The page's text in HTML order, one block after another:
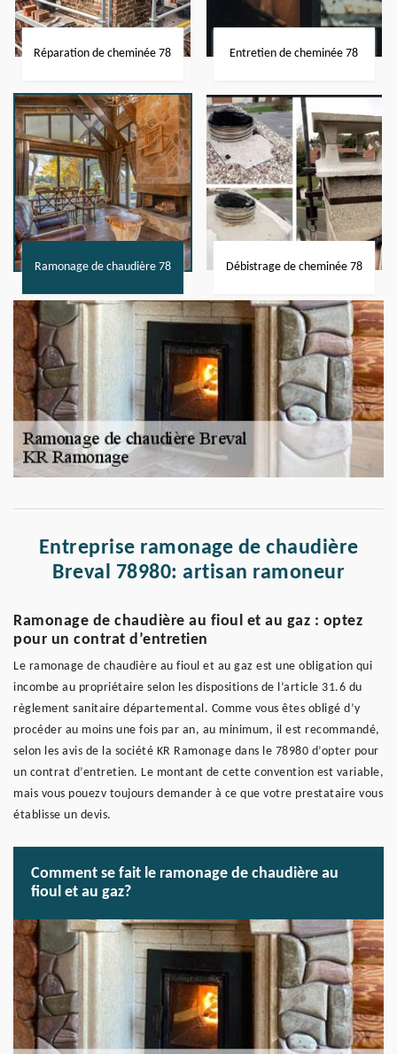
Réparation de cheminée 78 Entretien de cheminée 78
Ramonage de chaudière 78 Débistrage de cheminée 78
Entreprise ramonage de chaudière
Breval 78980: artisan ramoneur
Ramonage de chaudière au fioul et au gaz : optez
pour un contrat d’entretien
Le ramonage de chaudière au fioul et au gaz est une obligation qui
incombe au propriétaire selon les dispositions de l’article 31.6 du
règlement sanitaire départemental. Comme vous êtes obligé d’y
procéder au moins une fois par an, au minimum, il est recommandé,
selon les avis de la société KR Ramonage dans le 78980 d’opter pour
un contrat d’entretien. Le montant de cette convention est variable,
mais vous pouezv toujours demander à ce que votre prestataire vous
établisse un devis.
Comment se fait le ramonage de chaudière au
fioul et au gaz?